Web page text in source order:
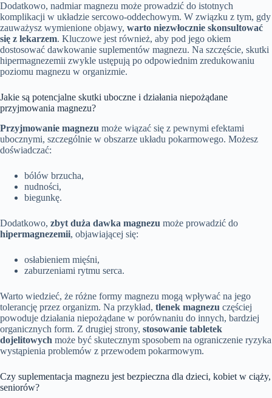
Dodatkowo, nadmiar magnezu może prowadzić do istotnych
komplikacji w układzie sercowo-oddechowym. W związku z tym, gdy
zauważysz wymienione objawy, warto niezwłocznie skonsultować
się z lekarzem. Kluczowe jest również, aby pod jego okiem
dostosować dawkowanie suplementów magnezu. Na szczęście, skutki
hipermagnezemii zwykle ustępują po odpowiednim zredukowaniu
poziomu magnezu w organizmie.
Jakie są potencjalne skutki uboczne i działania niepożądane
przyjmowania magnezu?
Przyjmowanie magnezu może wiązać się z pewnymi efektami
ubocznymi, szczególnie w obszarze układu pokarmowego. Możesz
doświadczać:
bólów brzucha,
nudności,
biegunkę.
Dodatkowo, zbyt duża dawka magnezu może prowadzić do
hipermagnezemii, objawiającej się:
osłabieniem mięśni,
zaburzeniami rytmu serca.
Warto wiedzieć, że różne formy magnezu mogą wpływać na jego
tolerancję przez organizm. Na przykład, tlenek magnezu częściej
powoduje działania niepożądane w porównaniu do innych, bardziej
organicznych form. Z drugiej strony, stosowanie tabletek
dojelitowych może być skutecznym sposobem na ograniczenie ryzyka
wystąpienia problemów z przewodem pokarmowym.
Czy suplementacja magnezu jest bezpieczna dla dzieci, kobiet w ciąży,
seniorów?